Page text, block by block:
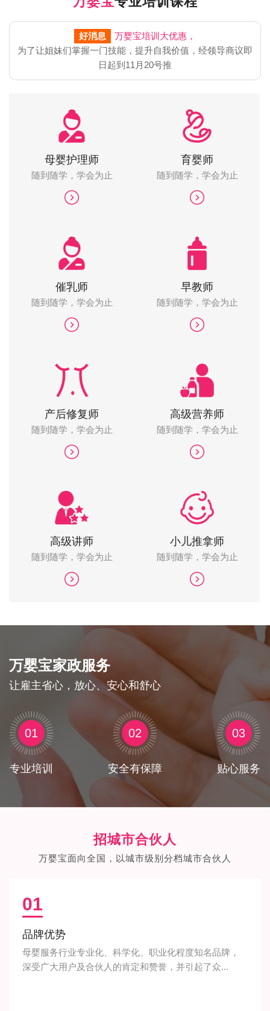
好消息
万婴宝培训大优惠，
为了让姐妹们掌握一门技能，提升自我价值，经领导商议即
日起到11月20号推
母婴护理师
随到随学，学会为止
育婴师
随到随学，学会为止
催乳师
随到随学，学会为止
早教师
随到随学，学会为止
产后修复师
随到随学，学会为止
高级营养师
随到随学，学会为止
高级讲师
随到随学，学会为止
小儿推拿师
随到随学，学会为止
万婴宝家政服务
让雇主省心，放心、安心和舒心
01
专业培训
02
安全有保障
03
贴心服务
招城市合伙人
万婴宝面向全国，以城市级别分档城市合伙人
01
品牌优势
母婴服务行业专业化、科学化、职业化程度知名品牌，
深受广大用户及合伙人的肯定和赞誉，并引起了众...